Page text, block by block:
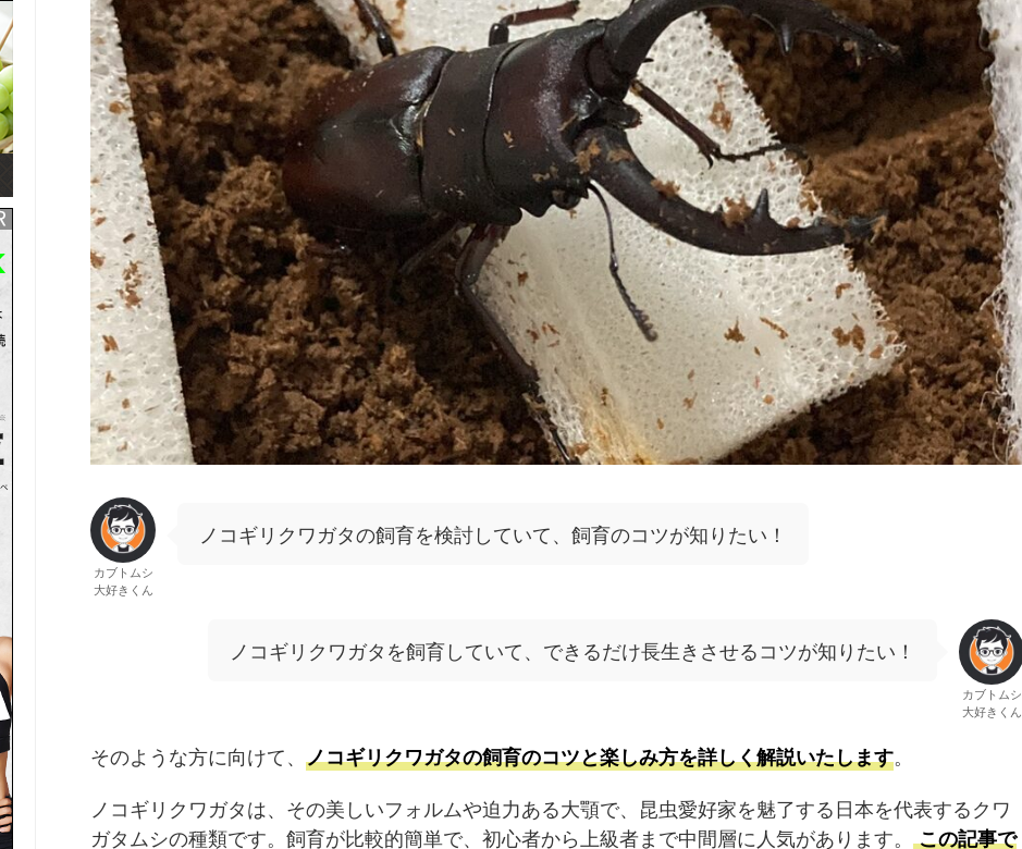
カブトムシ
大好きくん
ノコギリクワガタの飼育を検討していて、飼育のコツが知りたい！
ノコギリクワガタを飼育していて、できるだけ長生きさせるコツが知りたい！
カブトムシ
大好きくん
そのような方に向けて、 ノコギリクワガタの飼育のコツと楽しみ方を詳しく解説いたします。
ノコギリクワガタは、その美しいフォルムや迫力ある大顎で、昆虫愛好家を魅了する日本を代表するクワ
ガタムシの種類です。飼育が比較的簡単で、初心者から上級者まで中間層に人気があります。 この記事で